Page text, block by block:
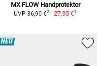
MX FLOW Handprotektor
UVP 36,90 €2 27,95 €1
NEU